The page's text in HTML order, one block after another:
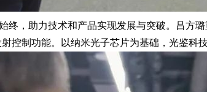
终，助力技术和产品实现发展与突破。 吕方
控制功能。以纳米光子芯片为基础，光鉴科